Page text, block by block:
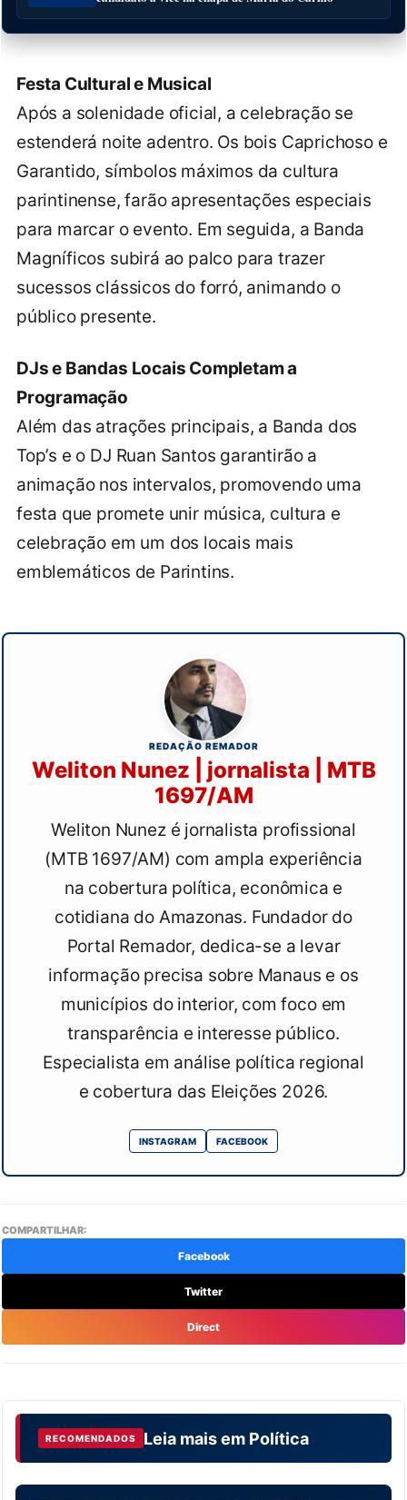
Festa Cultural e Musical
Após a solenidade oficial, a celebração se
estenderá noite adentro. Os bois Caprichoso e
Garantido, símbolos máximos da cultura
parintinense, farão apresentações especiais
para marcar o evento. Em seguida, a Banda
Magníficos subirá ao palco para trazer
sucessos clássicos do forró, animando o
público presente.
DJs e Bandas Locais Completam a
Programação
Além das atrações principais, a Banda dos
Top’s e o DJ Ruan Santos garantirão a
animação nos intervalos, promovendo uma
festa que promete unir música, cultura e
celebração em um dos locais mais
emblemáticos de Parintins.
REDAÇÃO REMADOR
Weliton Nunez | jornalista | MTB
1697/AM
Weliton Nunez é jornalista profissional
(MTB 1697/AM) com ampla experiência
na cobertura política, econômica e
cotidiana do Amazonas. Fundador do
Portal Remador, dedica-se a levar
informação precisa sobre Manaus e os
municípios do interior, com foco em
transparência e interesse público.
Especialista em análise política regional
e cobertura das Eleições 2026.
INSTAGRAM FACEBOOK
COMPARTILHAR:
Facebook
Twitter
Direct
RECOMENDADOS Leia mais em Política